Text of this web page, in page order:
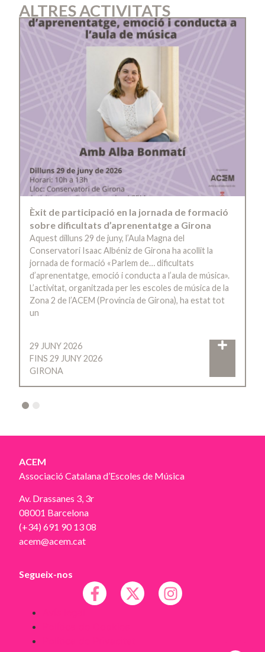
ALTRES ACTIVITATS
Èxit de participació en la jornada de formació
sobre dificultats d’aprenentatge a Girona
Aquest dilluns 29 de juny, l’Aula Magna del
Conservatori Isaac Albéniz de Girona ha acollit la
jornada de formació «Parlem de… dificultats
d’aprenentatge, emoció i conducta a l’aula de música».
L’activitat, organitzada per les escoles de música de la
Zona 2 de l’ACEM (Província de Girona), ha estat tot
un
29 JUNY 2026
FINS 29 JUNY 2026
GIRONA
ACEM
Associació Catalana d’Escoles de Música
Av. Drassanes 3, 3r
08001 Barcelona
(+34) 691 90 13 08
acem@acem.cat
Segueix-nos